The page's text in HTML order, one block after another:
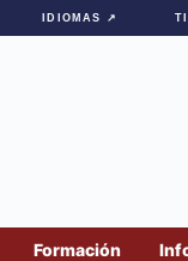
IDIOMAS ↗
Formación